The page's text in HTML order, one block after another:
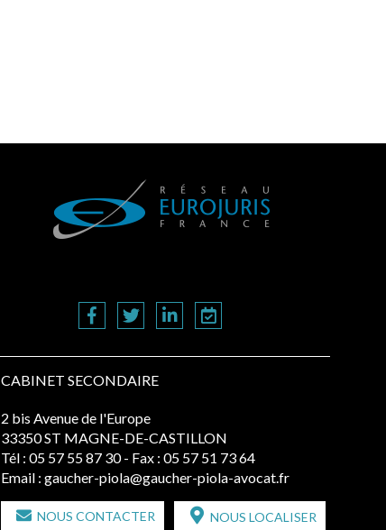
CABINET SECONDAIRE
2 bis Avenue de l'Europe
33350 ST MAGNE-DE-CASTILLON
Tél : 05 57 55 87 30 - Fax : 05 57 51 73 64
Email : gaucher-piola@gaucher-piola-avocat.fr
NOUS CONTACTER NOUS LOCALISER